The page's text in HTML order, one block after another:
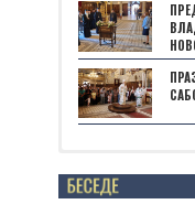
Posts not